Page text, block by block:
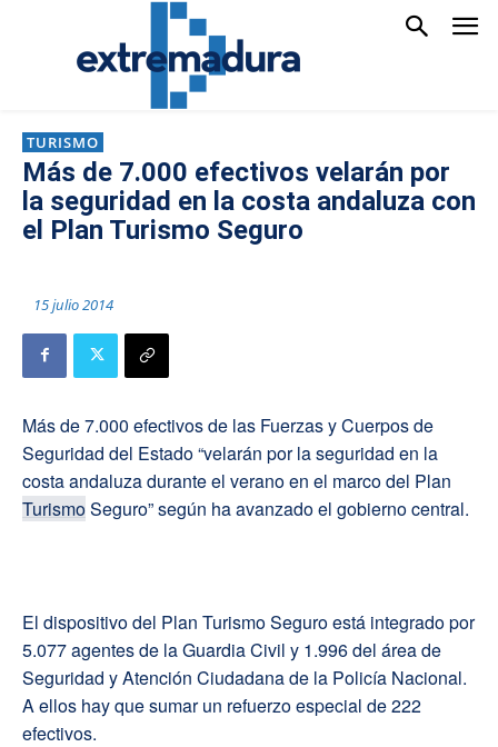
TURISMO
Más de 7.000 efectivos velarán por
la seguridad en la costa andaluza con
el Plan Turismo Seguro
15 julio 2014
Más de 7.000 efectivos de las Fuerzas y Cuerpos de
Seguridad del Estado “velarán por la seguridad en la
costa andaluza durante el verano en el marco del Plan
TurismoSeguro” según ha avanzado el gobierno central.
El dispositivo del Plan Turismo Seguro está integrado por
5.077 agentes de la Guardia Civil y 1.996 del área de
Seguridad y Atención Ciudadana de la Policía Nacional.
A ellos hay que sumar un refuerzo especial de 222
efectivos.